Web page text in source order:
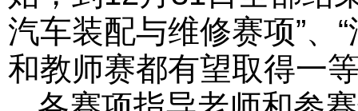
汽车装配与维修赛项”、
和教师赛都有望取得一